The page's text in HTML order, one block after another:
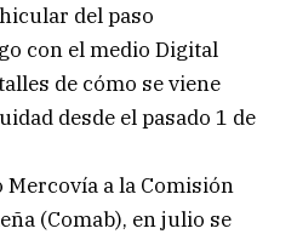
del paso
con el medio Digital
de cómo se viene
desde el pasado 1 de
a la Comisión
(Comab), en julio se